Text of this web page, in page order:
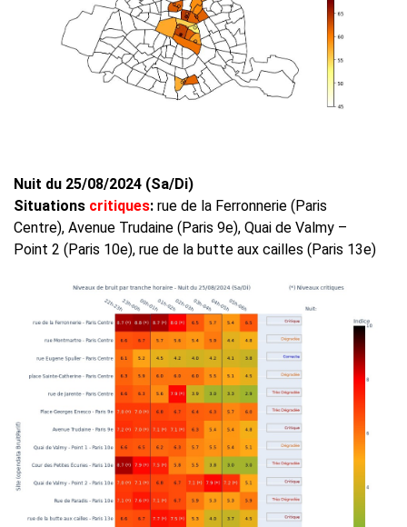
Nuit du 25/08/2024 (Sa/Di)
Situations critiques: rue de la Ferronnerie (Paris
Centre), Avenue Trudaine (Paris 9e), Quai de Valmy –
Point 2 (Paris 10e), rue de la butte aux cailles (Paris 13e)